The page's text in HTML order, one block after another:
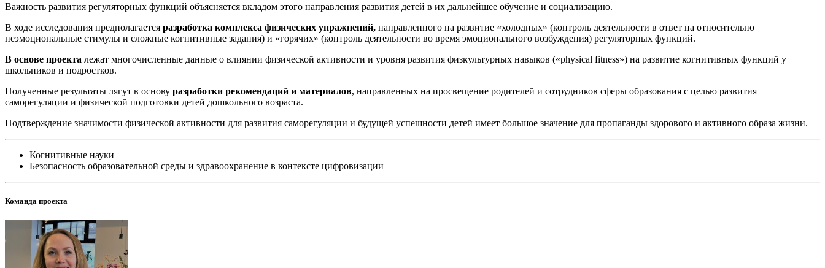
Важность развития регуляторных функций объясняется вкладом этого направления развития детей в их дальнейшее обучение и социализацию.
В ходе исследования предполагается разработка комплекса физических упражнений, направленного на развитие «холодных» (контроль деятельности в ответ на относительно
неэмоциональные стимулы и сложные когнитивные задания) и «горячих» (контроль деятельности во время эмоционального возбуждения) регуляторных функций.
В основе проекта лежат многочисленные данные о влиянии физической активности и уровня развития физкультурных навыков («physical fitness») на развитие когнитивных функций у
школьников и подростков.
Полученные результаты лягут в основу разработки рекомендаций и материалов, направленных на просвещение родителей и сотрудников сферы образования с целью развития
саморегуляции и физической подготовки детей дошкольного возраста.
Подтверждение значимости физической активности для развития саморегуляции и будущей успешности детей имеет большое значение для пропаганды здорового и активного образа жизни.
Когнитивные науки
Безопасность образовательной среды и здравоохранение в контексте цифровизации
Команда проекта